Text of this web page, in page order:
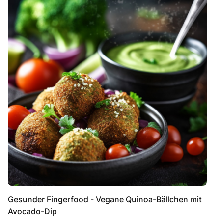
Gesunder Fingerfood - Vegane Quinoa-Bällchen mit
Avocado-Dip